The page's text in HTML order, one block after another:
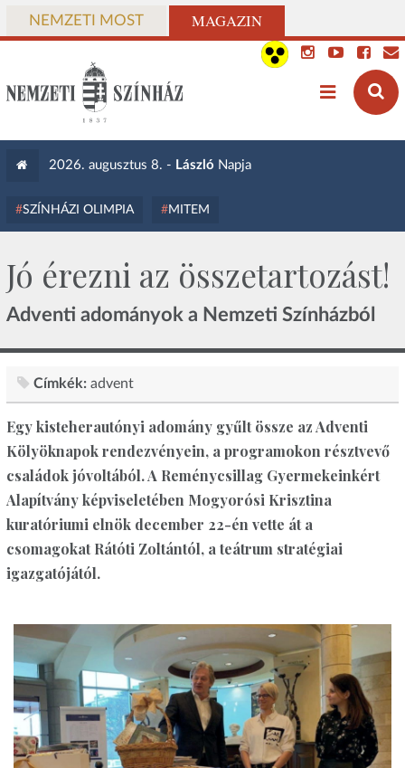
NEMZETI MOST MAGAZIN
2026. augusztus 8. - László Napja
SZÍNHÁZI OLIMPIA MITEM
Jó érezni az összetartozást!
Adventi adományok a Nemzeti Színházból
Címkék: advent
Egy kisteherautónyi adomány gyűlt össze az Adventi
Kölyöknapok rendezvényein, a programokon résztvevő
családok jóvoltából. A Reménycsillag Gyermekeinkért
Alapítvány képviseletében Mogyorósi Krisztina
kuratóriumi elnök december 22-én vette át a
csomagokat Rátóti Zoltántól, a teátrum stratégiai
igazgatójától.